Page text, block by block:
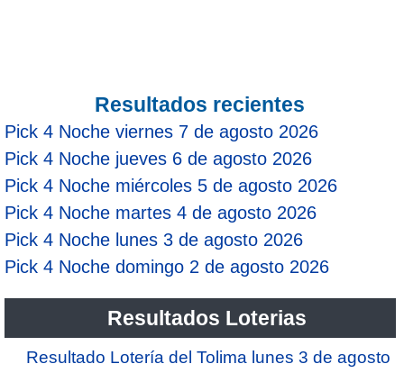
Resultados recientes
Pick 4 Noche viernes 7 de agosto 2026
Pick 4 Noche jueves 6 de agosto 2026
Pick 4 Noche miércoles 5 de agosto 2026
Pick 4 Noche martes 4 de agosto 2026
Pick 4 Noche lunes 3 de agosto 2026
Pick 4 Noche domingo 2 de agosto 2026
Resultados Loterias
Resultado Lotería del Tolima lunes 3 de agosto